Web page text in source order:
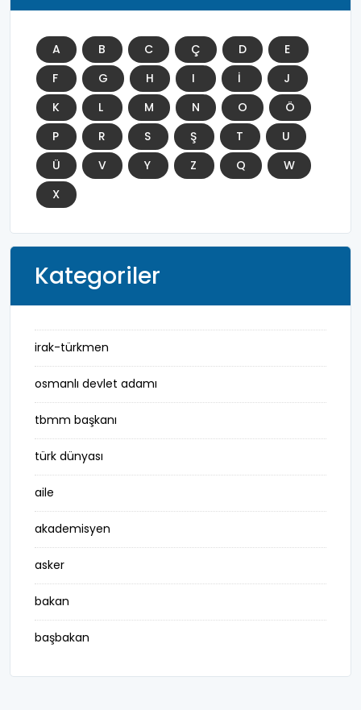
A B C Ç D
E
F
G H I İ
J
K
L M N O
Ö
P
R S Ş T
U
Ü
V Y Z Q
W
X
Kategoriler
irak-türkmen
osmanlı devlet adamı
tbmm başkanı
türk dünyası
aile
akademisyen
asker
bakan
başbakan
belediye başkanı